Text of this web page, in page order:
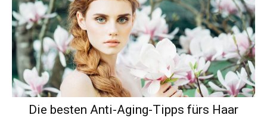
Die besten Anti-Aging-Tipps fürs Haar